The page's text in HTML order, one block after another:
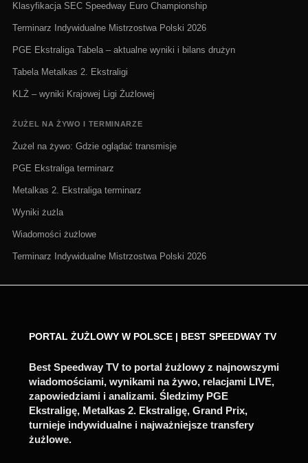
Klasyfikacja SEC Speedway Euro Championship
Terminarz Indywidualne Mistrzostwa Polski 2026
PGE Ekstraliga Tabela – aktualne wyniki i bilans drużyn
Tabela Metalkas 2. Ekstraligi
KLŻ – wyniki Krajowej Ligi Żużlowej
ŻUŻEL NA ŻYWO I TERMINARZE
Żużel na żywo: Gdzie oglądać transmisje
PGE Ekstraliga terminarz
Metalkas 2. Ekstraliga terminarz
Wyniki żużla
Wiadomości żużlowe
Terminarz Indywidualne Mistrzostwa Polski 2026
PORTAL ŻUŻLOWY W POLSCE | BEST SPEEDWAY TV
Best Speedway TV to portal żużlowy z najnowszymi
wiadomościami, wynikami na żywo, relacjami LIVE,
zapowiedziami i analizami. Śledzimy PGE
Ekstraligę, Metalkas 2. Ekstraligę, Grand Prix,
turnieje indywidualne i najważniejsze transfery
żużlowe.